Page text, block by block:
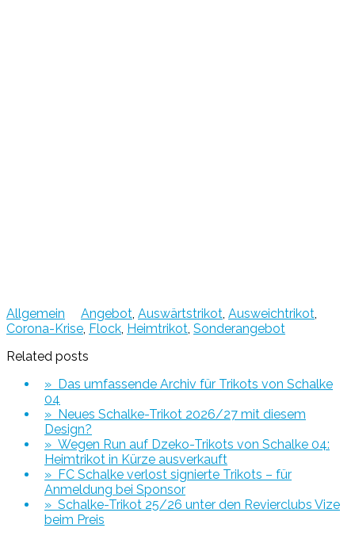
Allgemein Angebot, Auswärtstrikot, Ausweichtrikot,
Corona-Krise, Flock, Heimtrikot, Sonderangebot
Related posts
» Das umfassende Archiv für Trikots von Schalke
04
» Neues Schalke-Trikot 2026/27 mit diesem
Design?
» Wegen Run auf Dzeko-Trikots von Schalke 04:
Heimtrikot in Kürze ausverkauft
» FC Schalke verlost signierte Trikots – für
Anmeldung bei Sponsor
» Schalke-Trikot 25/26 unter den Revierclubs Vize
beim Preis